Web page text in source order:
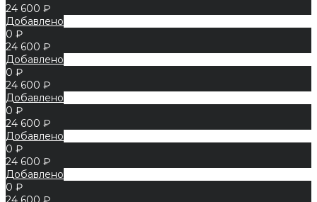
24 600 ₽
Добавлено
0 ₽
24 600 ₽
Добавлено
0 ₽
24 600 ₽
Добавлено
0 ₽
24 600 ₽
Добавлено
0 ₽
24 600 ₽
Добавлено
0 ₽